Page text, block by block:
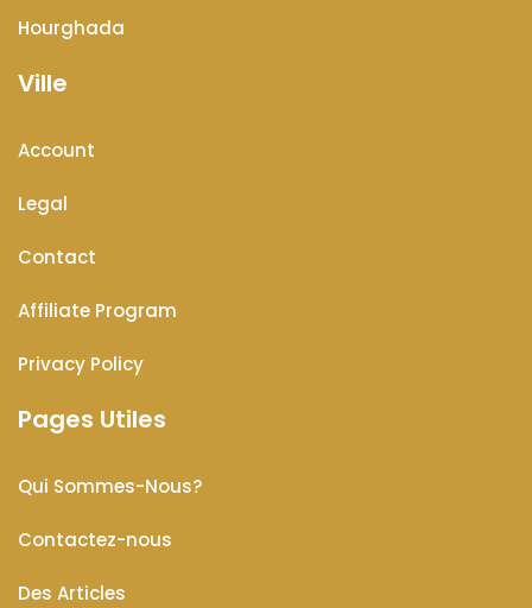
Hourghada
Ville
Account
Legal
Contact
Affiliate Program
Privacy Policy
Pages Utiles
Qui Sommes-Nous?
Contactez-nous
Des Articles